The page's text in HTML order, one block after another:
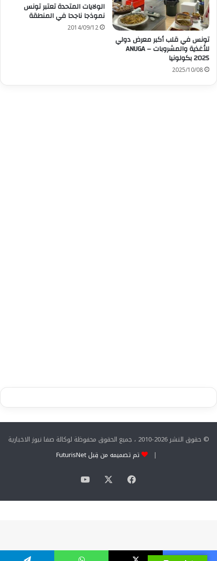
تونس في قلب أكبر معرض دولي
للأغذية والمشروبات – ANUGA
2025 بكولونيا
2025/10/08
الولايات المتحدة تعتبر تونس
نموذجا ناجحا في المنطقة
2014/09/12
© حقوق النشر 2026-2010 ، جميع الحقوق محفوظة لوكالة صفا نيوز الاخبارية
|
تم تصميمه من قِبل FuturisNet
فيسبوك ‫YouTube